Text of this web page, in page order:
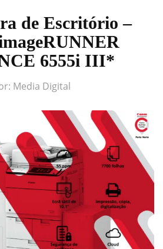
de Escritório –
6555i III*
Media Digital